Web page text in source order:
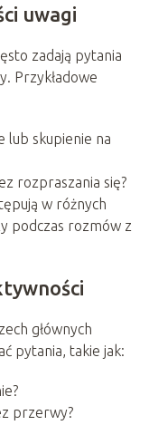
uwagi
zadają pytania
Przykładowe
lub skupienie na
rozpraszania się?
w różnych
podczas rozmów z
głównych
pytania, takie jak:
przerwy?